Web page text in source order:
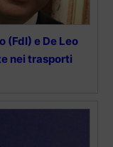
(FdI) e De Leo
nei trasporti